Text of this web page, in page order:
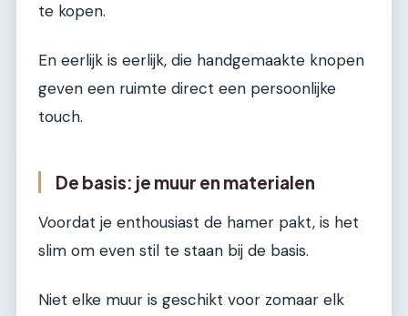
te kopen.
En eerlijk is eerlijk, die handgemaakte knopen
geven een ruimte direct een persoonlijke
touch.
De basis: je muur en materialen
Voordat je enthousiast de hamer pakt, is het
slim om even stil te staan bij de basis.
Niet elke muur is geschikt voor zomaar elk